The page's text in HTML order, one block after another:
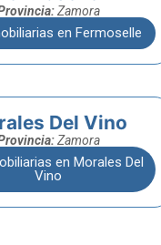
Zamora
en Fermoselle
Del Vino
Zamora
en Morales Del
Vino